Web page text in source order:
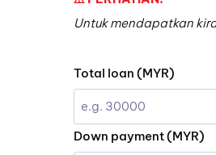
Untuk mendapatkan
Total loan (MYR)
Down payment (MYR)